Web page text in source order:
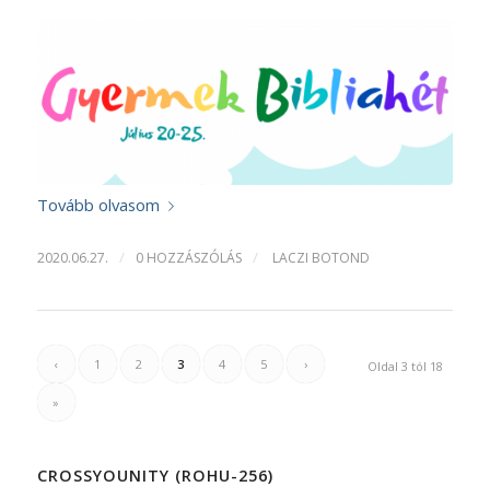
Tovább olvasom
2020.06.27. / 0 HOZZÁSZÓLÁS / LACZI BOTOND
Oldal 3 tól 18
‹ 1 2 3 4 5 ›
»
CROSSYOUNITY (ROHU-256)